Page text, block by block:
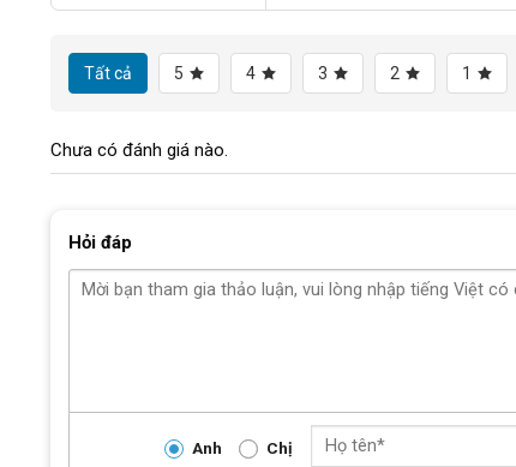
Tất cả 5 4 3 2 1
Chưa có đánh giá nào.
Hỏi đáp
Anh Chị